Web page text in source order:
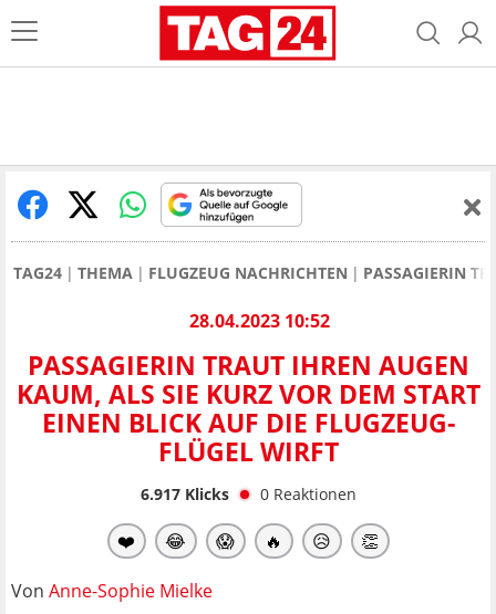
TAG24 THEMA FLUGZEUG NACHRICHTEN PASSAGIERIN
28.04.2023 10:52
PASSAGIERIN TRAUT IHREN AUGEN
KAUM, ALS SIE KURZ VOR DEM START
EINEN BLICK AUF DIE FLUGZEUG-
FLÜGEL WIRFT
6.917Klicks 0 Reaktionen
❤️ 😂 😱 🔥 😥 👏
Von Anne-Sophie Mielke